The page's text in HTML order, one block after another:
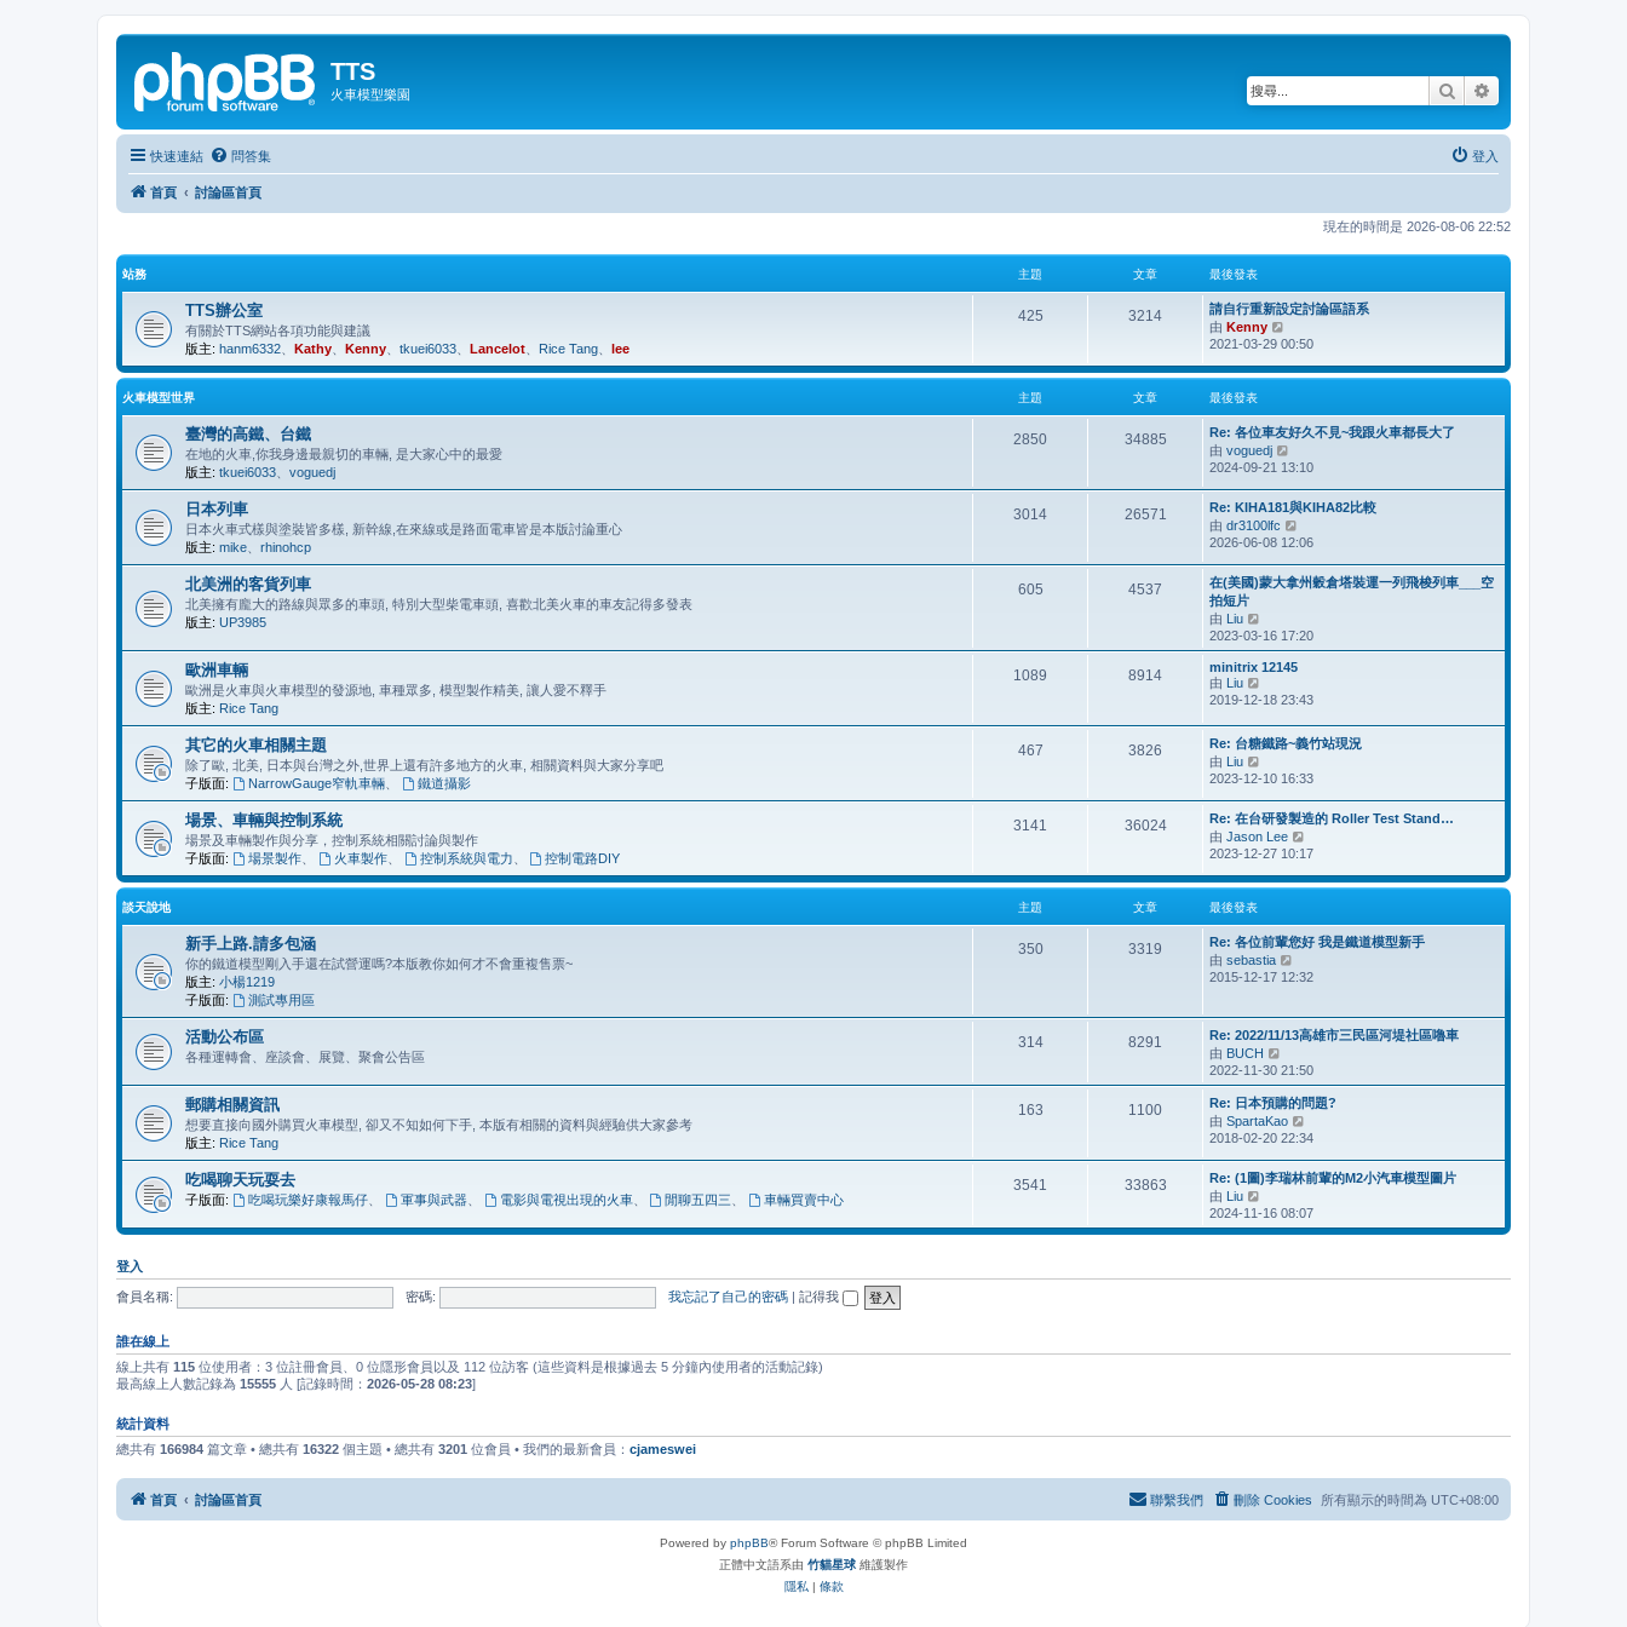
TTS
火車模型樂園 搜尋
快速連結 問答集 登入
首頁 討論區首頁
現在的時間是 2026-08-06 22:52
站務 主題 文章 最後發表
TTS辦公室
有關於TTS網站各項功能與建議
版主: hanm6332 Kathy Kenny tkuei6033 Lancelot Rice Tang lee
425 3214
請自行重新設定討論區語系
由 Kenny
視
最
後
表
2021-03-29 00:50
火車模型世界 主題 文章 最後發表
臺灣的高鐵、台鐵
在地的火車,你我身邊最親切的車輛, 是大家心中的最愛
版主: tkuei6033 voguedj
2850 34885
Re: 各位車友好久不見~我跟火車都長大了
由 voguedj
視
最
後
發
表
2024-09-21 13:10
日本列車
日本火車式樣與塗裝皆多樣, 新幹線,在來線或是路面電車皆是本版討論重心
版主: mike rhinohcp
3014 26571
Re: KIHA181與KIHA82比較
由 dr3100lfc
視
最
後
2026-06-08 12:06
北美洲的客貨列車
北美擁有龐大的路線與眾多的車頭, 特別大型柴電車頭, 喜歡北美火車的車友記得多發表
版主: UP3985
605 4537
在(美國)蒙大拿州穀倉塔裝運一列飛梭列車___空
拍短片
由 Liu
視
最
後
表
2023-03-16 17:20
歐洲車輛
歐洲是火車與火車模型的發源地, 車種眾多, 模型製作精美, 讓人愛不釋手
版主: Rice Tang
1089 8914
minitrix 12145
由 Liu
視
後
發
表
2019-12-18 23:43
其它的火車相關主題
除了歐, 北美, 日本與台灣之外,世界上還有許多地方的火車, 相關資料與大家分享吧
子版面:
NarrowGauge窄軌車輛、 鐵道攝影
467 3826
Re: 台糖鐵路~義竹站現況
由 Liu
視
最
後
發
表
2023-12-10 16:33
場景、車輛與控制系統
場景及車輛製作與分享，控制系統相關討論與製作
子版面:
場景製作、 火車製作、 控制系統與電力 控制電路DIY
3141 36024
Re: 在台研發製造的 Roller Test Stand…
由 Jason Lee
視
最
後
表
2023-12-27 10:17
談天說地 主題 文章 最後發表
新手上路.請多包涵
你的鐵道模型剛入手還在試營運嗎?本版教你如何才不會重複售票~
版主: 小楊1219
子版面:
測試專用區
350 3319
Re: 各位前輩您好 我是鐵道模型新手
由 sebastia
視
後
發
2015-12-17 12:32
活動公布區
各種運轉會、座談會、展覽、聚會公告區
314 8291
Re: 2022/11/13高雄市三民區河堤社區嚕車
由 BUCH
視
最
後
發
表
2022-11-30 21:50
郵購相關資訊
想要直接向國外購買火車模型, 卻又不知如何下手, 本版有相關的資料與經驗供大家參考
版主: Rice Tang
163 1100
Re: 日本預購的問題?
由 SpartaKao
視
最
後
表
2018-02-20 22:34
吃喝聊天玩耍去
子版面: 吃喝玩樂好康報馬仔、 軍事與武器、 電影與電視出現的火車、 閒聊五四三 車輛買賣中心
3541 33863
Re: (1圖)李瑞林前輩的M2小汽車模型圖片
由 Liu
視
最
2024-11-16 08:07
登入
會員名稱: 密碼: 我忘記了自己的密碼 | 記得我
誰在線上
線上共有 115 位使用者：3 位註冊會員、0 位隱形會員以及 112 位訪客 (這些資料是根據過去 5 分鐘內使用者的活動記錄)
最高線上人數記錄為 15555 人 [記錄時間： 2026-05-28 08:23]
統計資料
總共有 166984 篇文章 • 總共有 16322 個主題 • 總共有 3201 位會員 • 我們的最新會員： cjameswei
首頁 討論區首頁 所有顯示的時間為 UTC+08:00
刪除 Cookies
聯繫我們
Powered by phpBB® Forum Software © phpBB Limited
正體中文語系由 竹貓星球 維護製作
隱私 | 條款